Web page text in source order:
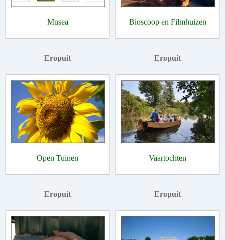
Musea Bioscoop en Filmhuizen
Eropuit
Open Tuinen
Eropuit
Vaartochten
Eropuit Eropuit